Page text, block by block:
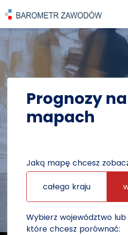
POWRÓT DO STRONY GŁÓWNEJ
PROGNOZY PROGNOZY
Prognozy na
mapach
Jaką mapę chcesz
całego kraju
Wybierz województwo
które chcesz porównać: